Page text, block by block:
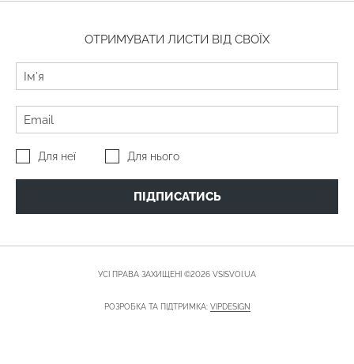
ОТРИМУВАТИ ЛИСТИ ВІД СВОЇХ
Для неї Для нього
ПІДПИСАТИСЬ
УСІ ПРАВА ЗАХИЩЕНІ ©2026 VSISVOI.UA
РОЗРОБКА ТА ПІДТРИМКА: VIPDESIGN